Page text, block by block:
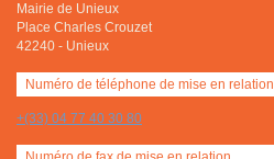
Mairie de Unieux
Place Charles Crouzet
42240 - Unieux
Numéro de téléphone de mise en relation
+(33) 04 77 40 30 80